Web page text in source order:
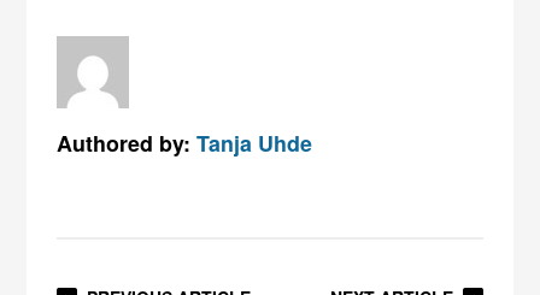
Authored by:Tanja Uhde